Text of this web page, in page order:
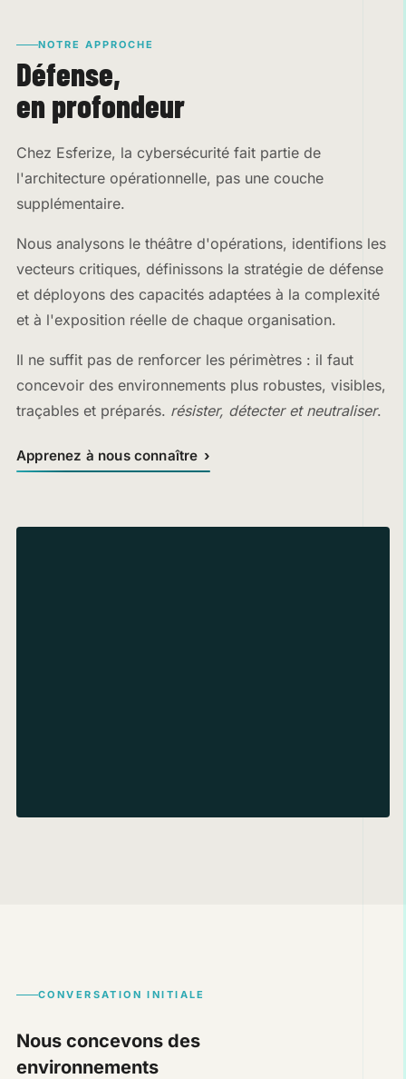
NOTRE APPROCHE
Défense,
en profondeur
Chez Esferize, la cybersécurité fait partie de
l'architecture opérationnelle, pas une couche
supplémentaire.
Nous analysons le théâtre d'opérations, identifions les
vecteurs critiques, définissons la stratégie de défense
et déployons des capacités adaptées à la complexité
et à l'exposition réelle de chaque organisation.
Il ne suffit pas de renforcer les périmètres : il faut
concevoir des environnements plus robustes, visibles,
traçables et préparés. résister, détecter et neutraliser.
Apprenez à nous connaître
CONVERSATION INITIALE
Nous concevons des
environnements